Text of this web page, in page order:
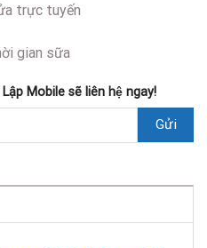
trực tuyến
gian sữa
Mobile sẽ liên hệ ngay!